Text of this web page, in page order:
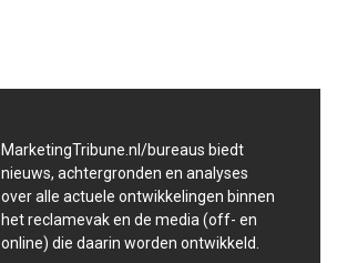
MarketingTribune.nl/bureaus biedt
nieuws, achtergronden en analyses
over alle actuele ontwikkelingen binnen
het reclamevak en de media (off- en
online) die daarin worden ontwikkeld.